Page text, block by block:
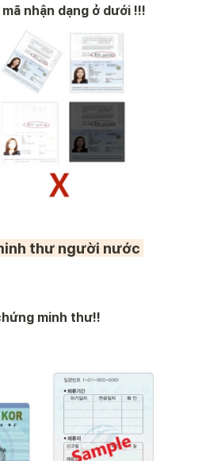
nhận dạng ở dưới !!!
thư người nước
minh thư!!